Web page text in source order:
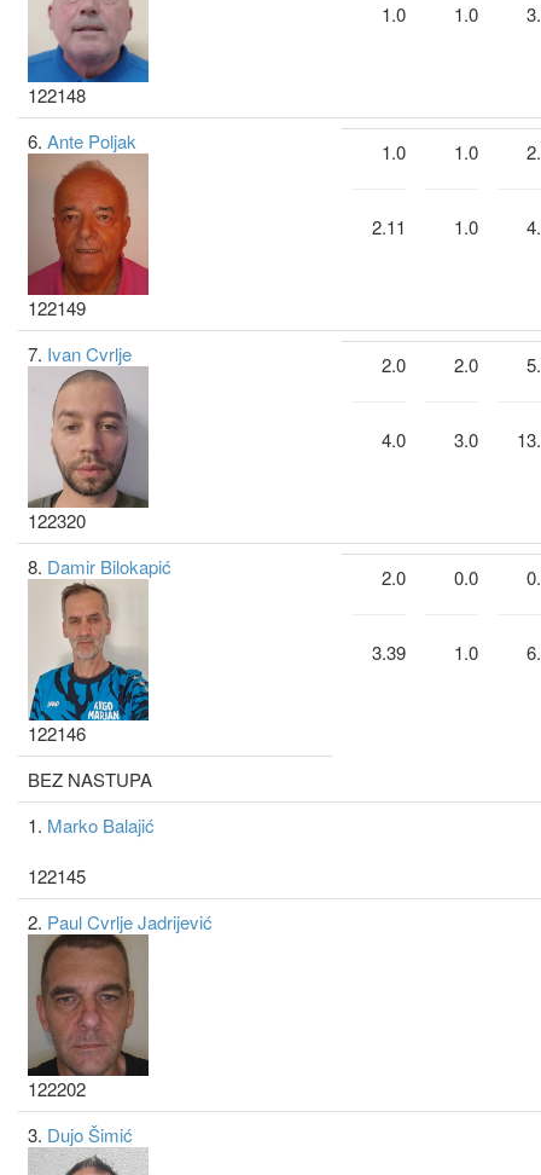
122148
1.0 1.0
6. Ante Poljak
122149
1.0
2.11
1.0
1.0
7. Ivan Cvrlje
122320
2.0
4.0
2.0
3.0
8. Damir Bilokapić
122146
2.0
3.39
0.0
1.0
BEZ NASTUPA
1. Marko Balajić
122145
2. Paul Cvrlje Jadrijević
122202
3. Dujo Šimić